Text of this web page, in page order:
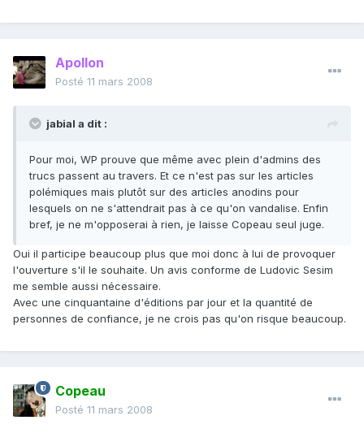
Apollon
Posté 11 mars 2008
jabial a dit :
Pour moi, WP prouve que même avec plein d'admins des
trucs passent au travers. Et ce n'est pas sur les articles
polémiques mais plutôt sur des articles anodins pour
lesquels on ne s'attendrait pas à ce qu'on vandalise. Enfin
bref, je ne m'opposerai à rien, je laisse Copeau seul juge.
Oui il participe beaucoup plus que moi donc à lui de provoquer
l'ouverture s'il le souhaite. Un avis conforme de Ludovic Sesim
me semble aussi nécessaire.
Avec une cinquantaine d'éditions par jour et la quantité de
personnes de confiance, je ne crois pas qu'on risque beaucoup.
Copeau
Posté 11 mars 2008